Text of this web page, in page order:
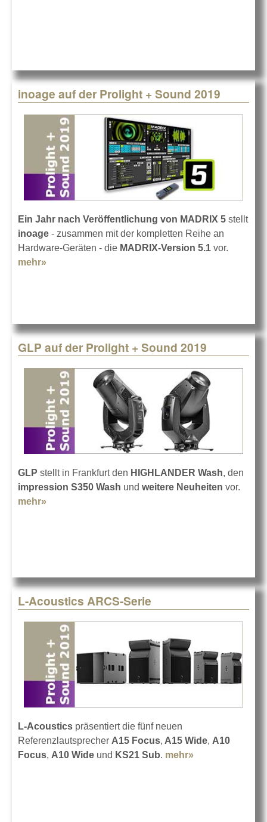
inoage auf der Prolight + Sound 2019
Ein Jahr nach Veröffentlichung von MADRIX 5 stellt
inoage - zusammen mit der kompletten Reihe an
Hardware-Geräten - die MADRIX-Version 5.1 vor.
mehr»
GLP auf der Prolight + Sound 2019
GLP stellt in Frankfurt den HIGHLANDER Wash, den
impression S350 Wash und weitere Neuheiten vor.
mehr»
L-Acoustics ARCS-Serie
L-Acoustics präsentiert die fünf neuen
Referenzlautsprecher A15 Focus, A15 Wide, A10
Focus, A10 Wide und KS21 Sub. mehr»